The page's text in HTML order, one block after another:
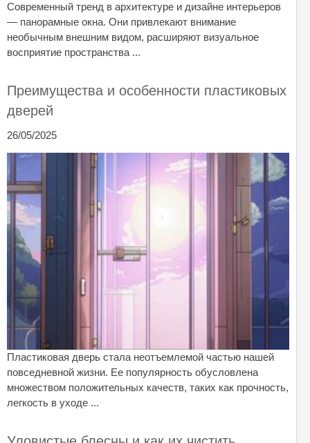
Современный тренд в архитектуре и дизайне интерьеров
— панорамные окна. Они привлекают внимание
необычным внешним видом, расширяют визуальное
восприятие пространства ...
Преимущества и особенности пластиковых
дверей
26/05/2025
Пластиковая дверь стала неотъемлемой частью нашей
повседневной жизни. Ее популярность обусловлена
множеством положительных качеств, таких как прочность,
легкость в уходе ...